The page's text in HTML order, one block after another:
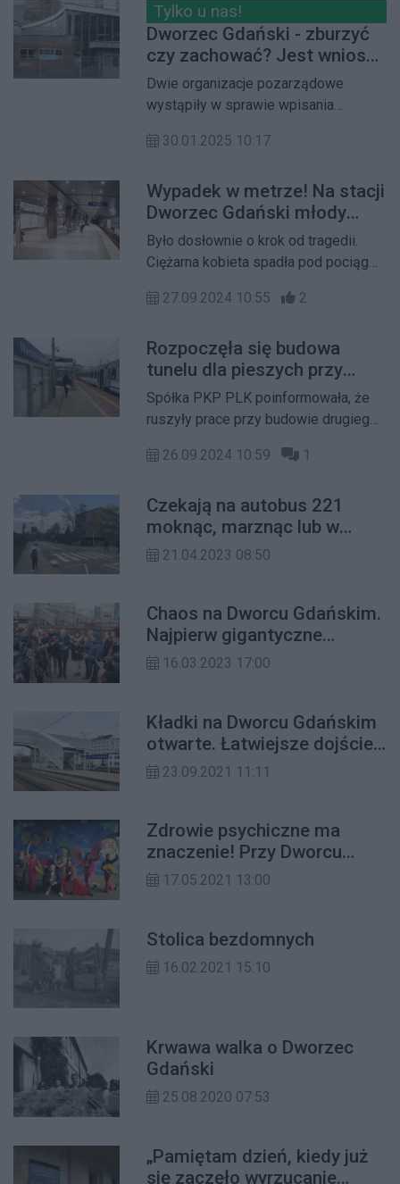
dwóch organizacji, który złożono w
listopadzie 2024 r. Czy uda się
uchronić dworzec przed deweloperką
w sąsiedztwie wiaduktu
żoliborskiego?
Tylko u nas!
Dworzec Gdański - zburzyć
czy zachować? Jest wniosek
o wpisanie dworca do
rejestru zabytków
Dwie organizacje pozarządowe
wystąpiły w sprawie wpisania
zespołem budynków do niego
Wniosek czeka na rozpatrzenie oraz
na wszczęcie postępowania.
30.01.2025 10:17
Wypadek w metrze! Na stacji
Dworzec Gdański młody
mężczyzna uratował
ciężarną!
Było dosłownie o krok od tragedii.
Ciężarna kobieta spadła pod pociąg
młody mężczyzna, który wskoczył za
27.09.2024 10:55 2
Rozpoczęła się budowa
tunelu dla pieszych przy
Dworcu Gdańskim
Spółka PKP PLK poinformowała, że
ruszyły prace przy budowie drugiego
Warszawa Gdańska.
26.09.2024 10:59 1
Czekają na autobus 221
moknąc, marznąc lub w
upale bez cienia
21.04.2023 08:50
Chaos na Dworcu Gdańskim.
Najpierw gigantyczne
opóźnienia, a teraz cięcia w
16.03.2023 17:00
Kładki na Dworcu Gdańskim
otwarte. Łatwiejsze dojście
z ulicy Felińskiego w stronę
23.09.2021 11:11
Zdrowie psychiczne ma
znaczenie! Przy Dworcu
Gdańskim przyszli
17.05.2021 13:00
Stolica bezdomnych
16.02.2021 15:10
Krwawa walka o Dworzec
Gdański
25.08.2020 07:53
„Pamiętam dzień, kiedy już
się zaczęło wyrzucanie